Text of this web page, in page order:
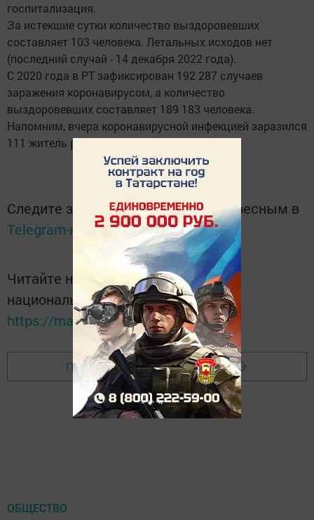
госпитализация.
За истекшие сутки количество выздоровевших
составляет 103 человека. Летальных исходов нет
(последний случай - 14 декабря 2022 года).
С 2020 года в РТ зафиксирован 192 287 случаев
заражения коронавирусом, а количество
выздоровевших составляет 189 183 человека.
Напомним, вчера коронавирусной инфекцией заразился
111 житель республики.
Следите за самым важным и интересным в
Telegram-каналеТатмедиа
Читайте новости Татарстана в
национальном мессенджере MАХ:
https://max.ru/tatmedia
Перейти на страницу новости
ОБЩЕСТВО